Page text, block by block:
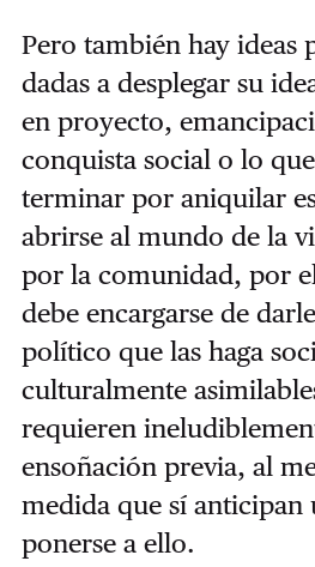
Pero también hay ideas
dadas a desplegar su
en proyecto,
conquista social o lo
terminar por aniquilar
abrirse al mundo de la
por la comunidad, por
debe encargarse de
político que las haga
culturalmente
requieren
ensoñación previa, al
medida que sí anticipan
ponerse a ello.